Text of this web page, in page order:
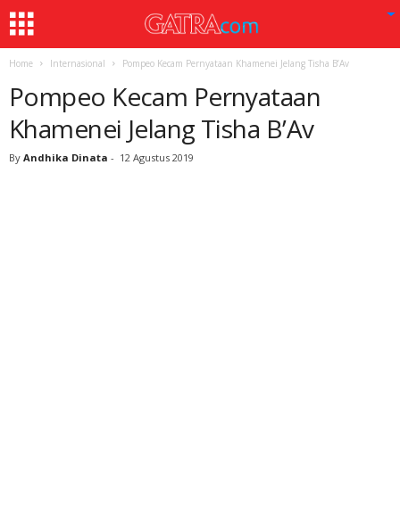
Home Internasional Pompeo Kecam Pernyataan Khamenei Jelang Tisha B’Av
Pompeo Kecam Pernyataan
Khamenei Jelang Tisha B’Av
By Andhika Dinata - 12 Agustus 2019